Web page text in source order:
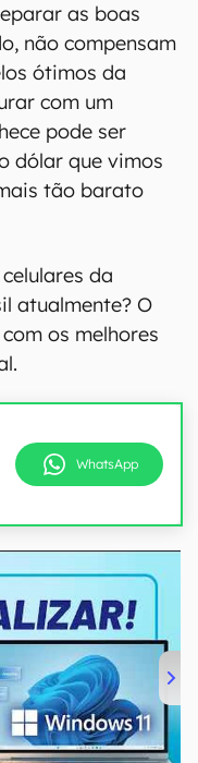
as boas
não compensam
ótimos da
com um
pode ser
dólar que vimos
tão barato
da
atualmente? O
os melhores
WhatsApp